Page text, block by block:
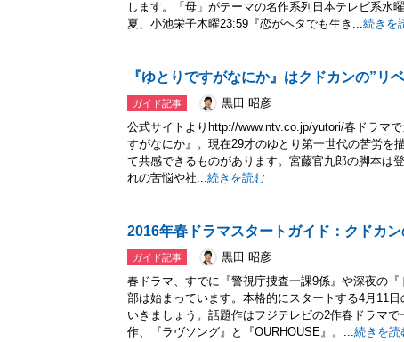
します。「母」がテーマの名作系列日本テレビ系水
夏、小池栄子木曜23:59『恋がヘタでも生き...続きを
『ゆとりですがなにか』はクドカンの”リ
ガイド記事
黒田 昭彦
公式サイトよりhttp://www.ntv.co.jp/yutori/春ドラマ
すがなにか』。現在29才のゆとり第一世代の苦労を
て共感できるものがあります。宮藤官九郎の脚本は
れの苦悩や社...続きを読む
2016年春ドラマスタートガイド：クドカ
ガイド記事
黒田 昭彦
春ドラマ、すでに『警視庁捜査一課9係』や深夜の
部は始まっています。本格的にスタートする4月11
いきましょう。話題作はフジテレビの2作春ドラマ
作、『ラヴソング』と『OURHOUSE』。...続きを読